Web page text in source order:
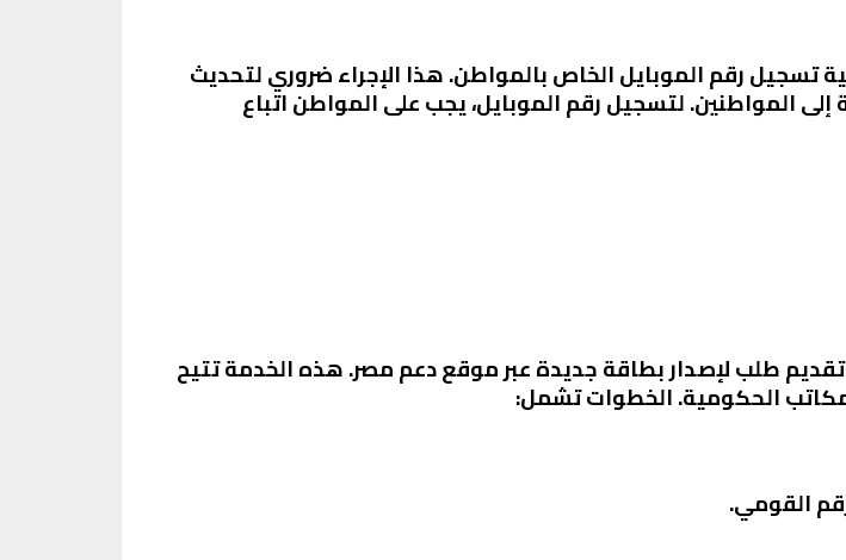
رقم الموبايل الخاص بالمواطن. هذا الإجراء ضروري لتحديث
المواطنين. لتسجيل رقم الموبايل، يجب على المواطن اتباع
طلب لإصدار بطاقة جديدة عبر موقع دعم مصر. هذه الخدمة تتيح
الحكومية. الخطوات تشمل:
القومي.